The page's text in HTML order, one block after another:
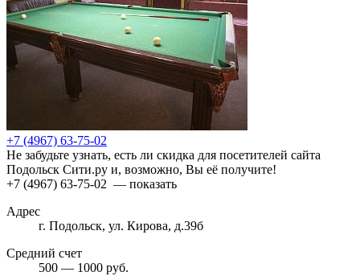
+7 (4967) 63-75-02
Не забудьте узнать, есть ли скидка для посетителей сайта
Подольск Сити.ру и, возможно, Вы её получите!
+7 (4967) 63-75-02 — показать
Адрес
г. Подольск, ул. Кирова, д.39б
Средний счет
500 — 1000 руб.